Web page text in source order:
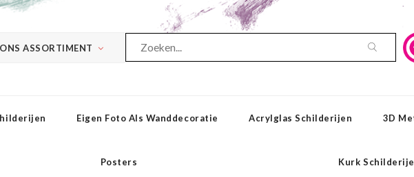
ONS ASSORTIMENT
Eigen Foto Als Wanddecoratie Acrylglas Schilderijen 3D
Posters Kurk